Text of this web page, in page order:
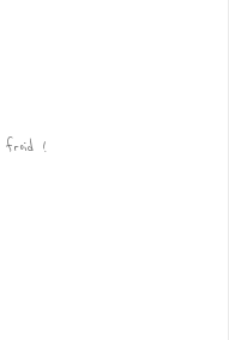
froid !